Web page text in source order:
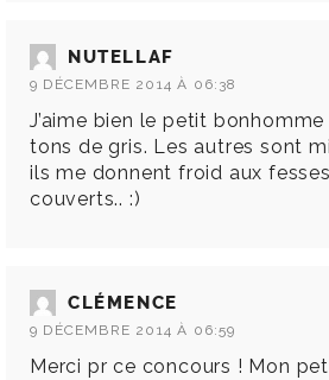
NUTELLAF
9 DÉCEMBRE 2014 À 06:38
J’aime bien le petit
tons de gris. Les autres sont
ils me donnent froid aux
couverts.. :)
CLÉMENCE
9 DÉCEMBRE 2014 À 06:59
Merci pr ce concours ! Mon